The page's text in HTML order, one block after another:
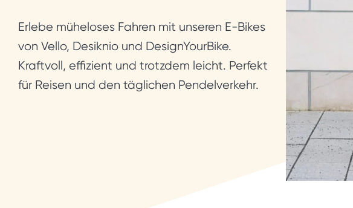
Erlebe müheloses Fahren mit unseren E-Bikes
von Vello, Desiknio und DesignYourBike.
Kraftvoll, effizient und trotzdem leicht. Perfekt
für Reisen und den täglichen Pendelverkehr.